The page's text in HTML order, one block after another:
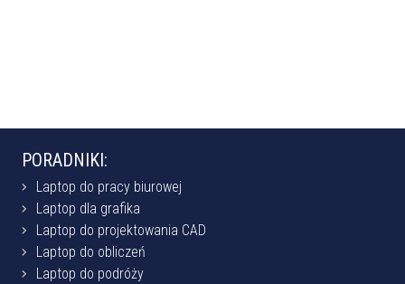
PORADNIKI:
Laptop do pracy biurowej
Laptop dla grafika
Laptop do projektowania CAD
Laptop do obliczeń
Laptop do podróży